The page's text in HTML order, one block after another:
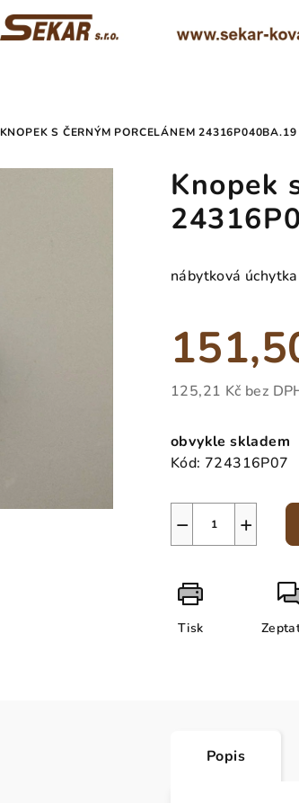
KNOPEK S ČERNÝM PORCELÁNEM 24316P040BA.19
Knopek
nábytková
125,21 Kč bez
cena:
obvykle skladem
Kód: 724316P07
+
−
Tisk
Popis